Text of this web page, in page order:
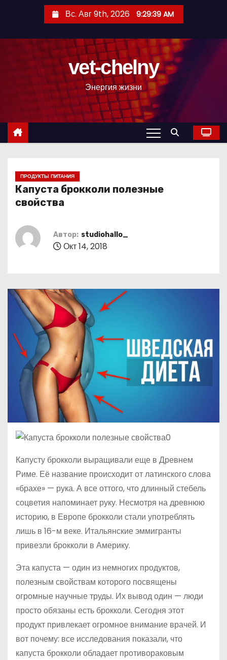
с
Вс. Авг 9th, 2026 9:29:39 AM
vet-chelny
Энергия жизни
ПРОДУКТЫ ПИТАНИЯ
Капуста брокколи полезные
свойства
Автор: studiohallo_
Окт 14, 2018
Капусту брокколи выращивали еще в Древнем
Риме. Её название происходит от латинского слова
«брахе» — рука. А все оттого, что длинный стебель
соцветия напоминает руку. Несмотря на древнюю
историю, в Европе брокколи стали употреблять
лишь в 16-м веке. Итальянские эммигранты
привезли брокколи в Америку.
Эта капуста — один из немногих продуктов,
полезным свойствам которого посвящены
огромные научные труды. Их вывод один — люди
просто обязаны есть брокколи. Сегодня этот
продукт привлекает огромное внимание врачей. И
вот почему: все исследования показали, что
капуста брокколи обладает противораковым